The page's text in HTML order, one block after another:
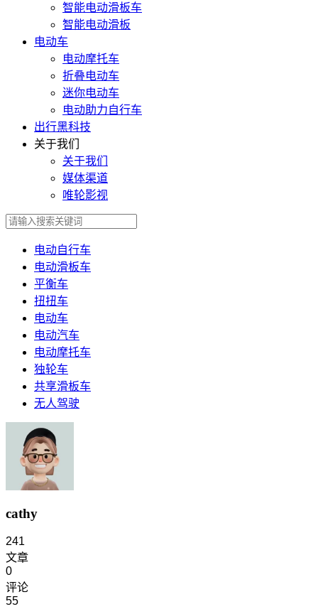
智能电动滑板车
智能电动滑板
电动车
电动摩托车
折叠电动车
迷你电动车
电动助力自行车
出行黑科技
关于我们
关于我们
媒体渠道
唯轮影视
电动自行车
电动滑板车
平衡车
扭扭车
电动车
电动汽车
电动摩托车
独轮车
共享滑板车
无人驾驶
cathy
241
文章
0
评论
55